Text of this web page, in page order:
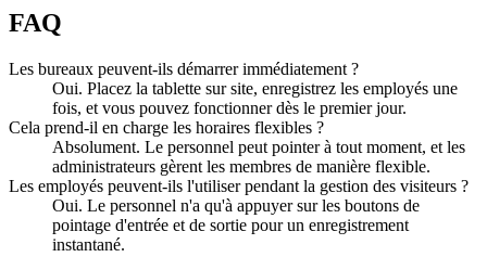
FAQ
Les bureaux peuvent-ils démarrer immédiatement ?
Oui. Placez la tablette sur site, enregistrez les employés une
fois, et vous pouvez fonctionner dès le premier jour.
Cela prend-il en charge les horaires flexibles ?
Absolument. Le personnel peut pointer à tout moment, et les
administrateurs gèrent les membres de manière flexible.
Les employés peuvent-ils l'utiliser pendant la gestion des visiteurs ?
Oui. Le personnel n'a qu'à appuyer sur les boutons de
pointage d'entrée et de sortie pour un enregistrement
instantané.